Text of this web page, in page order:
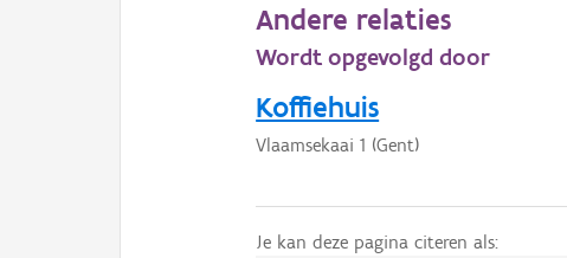
Andere relaties
Wordt opgevolgd door
Koffiehuis
Vlaamsekaai 1 (Gent)
Je kan deze pagina citeren als: